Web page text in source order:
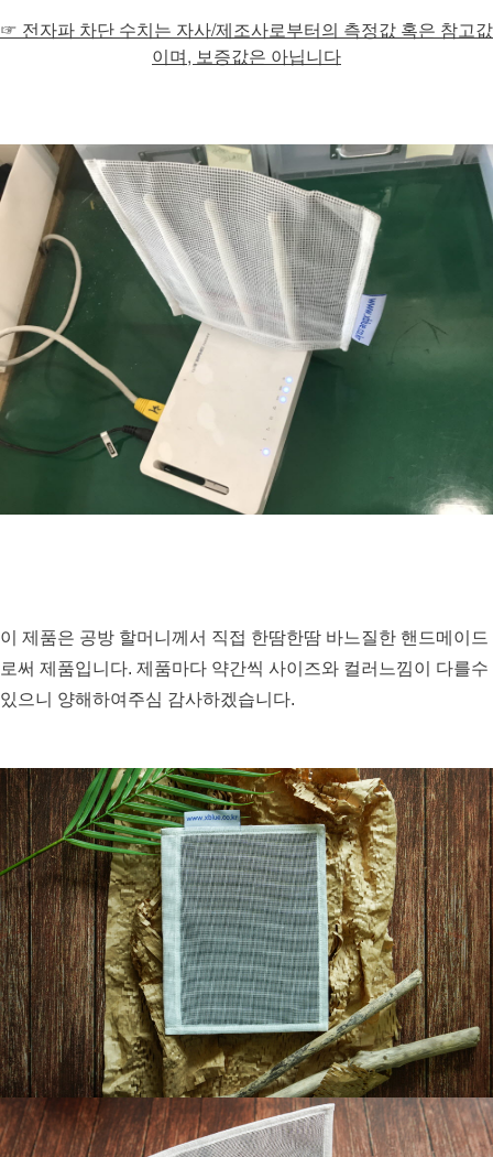
☞ 전자파 차단 수치는 자사/제조사로부터의 측정값 혹은 참고값
이며, 보증값은 아닙니다
이 제품은 공방 할머니께서 직접 한땀한땀 바느질한 핸드메이드
로써 제품입니다. 제품마다 약간씩 사이즈와 컬러느낌이 다를수
있으니 양해하여주심 감사하겠습니다.